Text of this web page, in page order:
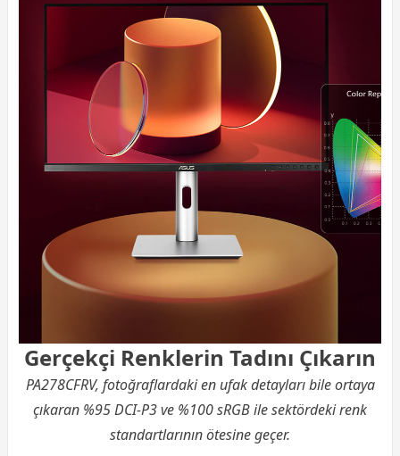
Gerçekçi Renklerin Tadını Çıkarın
PA278CFRV, fotoğraflardaki en ufak detayları bile ortaya
çıkaran %95 DCI-P3 ve %100 sRGB ile sektördeki renk
standartlarının ötesine geçer.